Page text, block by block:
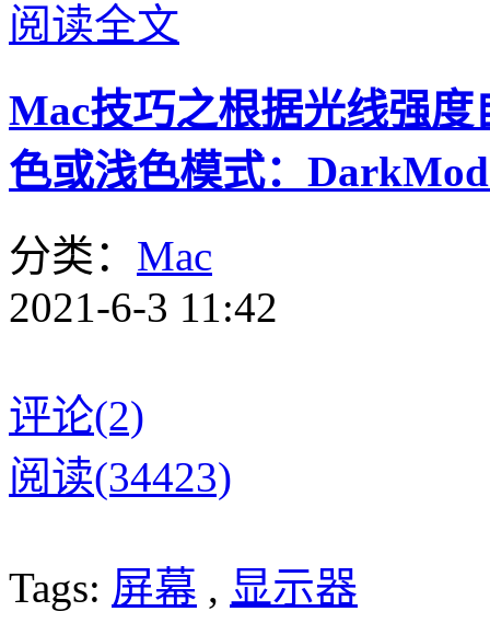
阅读全文
Mac技巧之根据光线强
色或浅色模式：
分类： Mac
2021-6-3 11:42
评论(2)
阅读(34423)
Tags: 屏幕 , 显示器